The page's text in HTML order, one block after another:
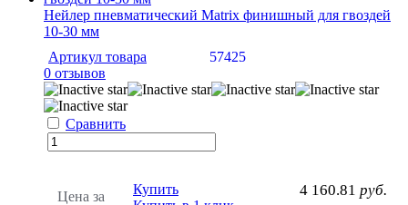
Нейлер пневматический Matrix финишный для гвоздей
10-30 мм
Артикул товара
57425
0 отзывов
Сравнить
Цена за
4 160.81 руб.
Купить